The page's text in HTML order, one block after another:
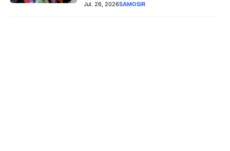
Jul. 26, 2026SAMOSIR